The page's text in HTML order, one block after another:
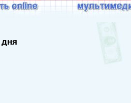
дня